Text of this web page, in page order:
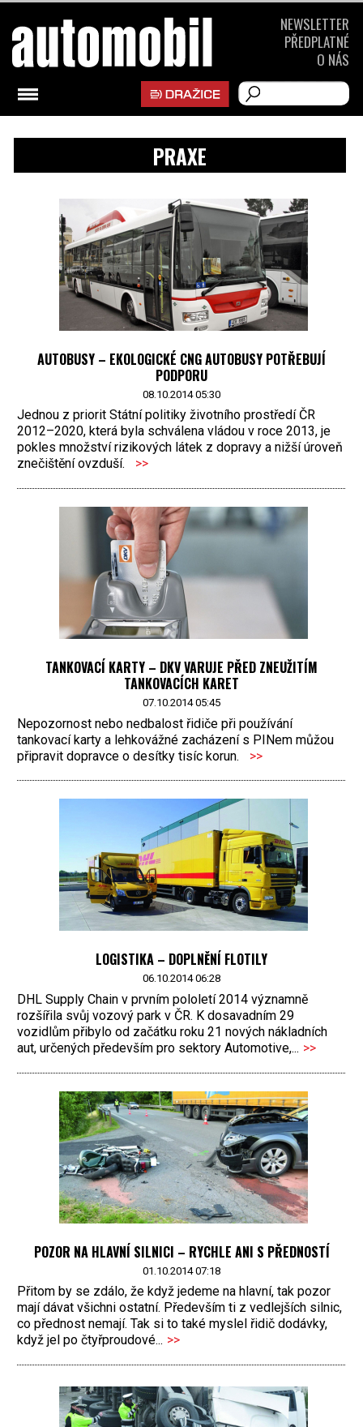
PRAXE
AUTOBUSY – EKOLOGICKÉ CNG AUTOBUSY POTŘEBUJÍ
PODPORU
08.10.2014 05:30
Jednou z priorit Státní politiky životního prostředí ČR
2012–2020, která byla schválena vládou v roce 2013, je
pokles množství rizikových látek z dopravy a nižší úroveň
znečištění ovzduší.
>>
TANKOVACÍ KARTY – DKV VARUJE PŘED ZNEUŽITÍM
TANKOVACÍCH KARET
07.10.2014 05:45
Nepozornost nebo nedbalost řidiče při používání
tankovací karty a lehkovážné zacházení s PINem můžou
připravit dopravce o desítky tisíc korun.
>>
LOGISTIKA – DOPLNĚNÍ FLOTILY
06.10.2014 06:28
DHL Supply Chain v prvním pololetí 2014 významně
rozšířila svůj vozový park v ČR. K dosavadním 29
vozidlům přibylo od začátku roku 21 nových nákladních
aut, určených především pro sektory Automotive,... >>
POZOR NA HLAVNÍ SILNICI – RYCHLE ANI S PŘEDNOSTÍ
01.10.2014 07:18
Přitom by se zdálo, že když jedeme na hlavní, tak pozor
mají dávat všichni ostatní. Především ti z vedlejších silnic,
co přednost nemají. Tak si to také myslel řidič dodávky,
když jel po čtyřproudové... >>
NEWSLETTER
PŘEDPLATNÉ
O NÁS